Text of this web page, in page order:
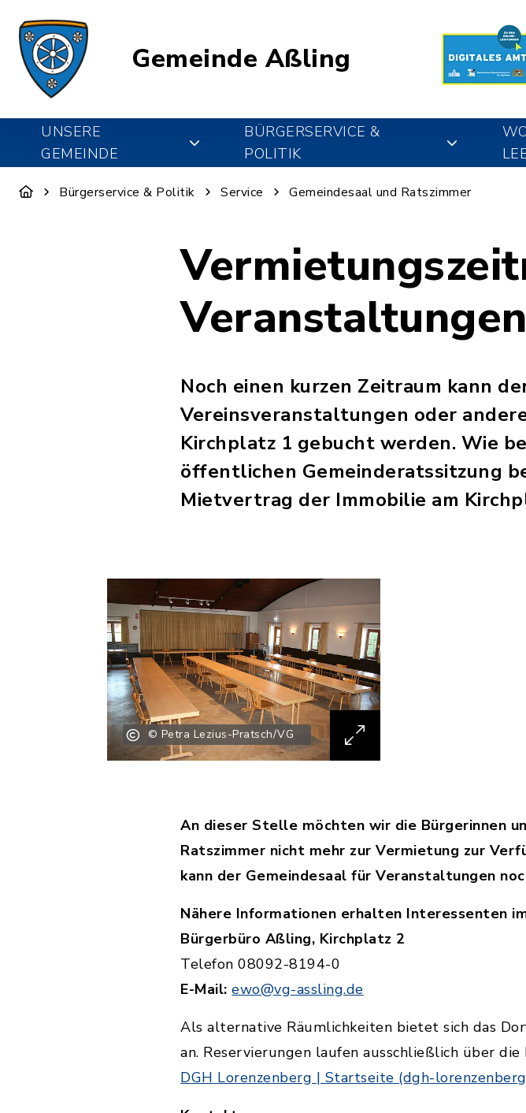
Gemeinde Aßling
UNSERE
GEMEINDE
BÜRGERSERVICE &
POLITIK
Bürgerservice & Politik Service Gemeindesaal und Ratszimmer
Noch einen kurzen Zeitraum kann
Vereinsveranstaltungen oder
Kirchplatz 1 gebucht werden. Wie
öffentlichen Gemeinderatssitzung
Mietvertrag der Immobilie am
© Petra Lezius-Pratsch/VG
An dieser Stelle möchten wir die Bürgerinnen
Ratszimmer nicht mehr zur Vermietung zur
kann der Gemeindesaal für Veranstaltungen
Nähere Informationen erhalten Interessenten
Bürgerbüro Aßling, Kirchplatz 2
Telefon 08092-8194-0
E-Mail:ewo@vg-assling.de
Als alternative Räumlichkeiten bietet sich das
an. Reservierungen laufen ausschließlich über
DGH Lorenzenberg | Startseite (dgh-